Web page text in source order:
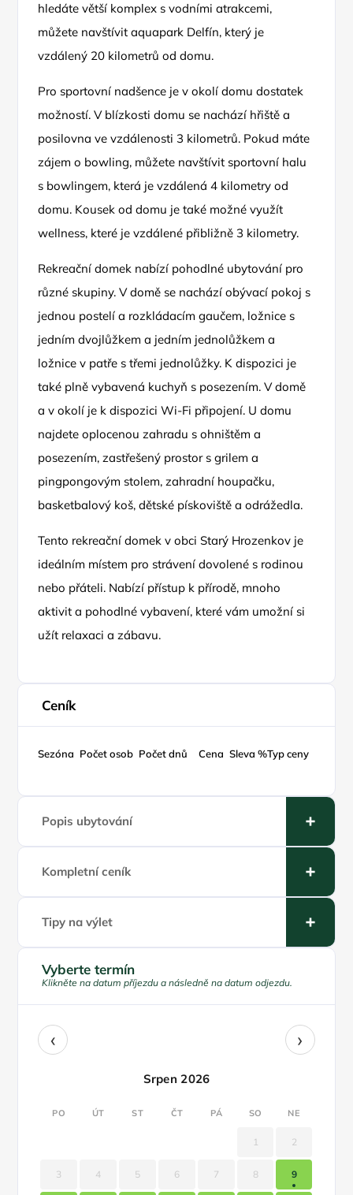
hledáte větší komplex s vodními atrakcemi,
můžete navštívit aquapark Delfín, který je
vzdálený 20 kilometrů od domu.
Pro sportovní nadšence je v okolí domu dostatek
možností. V blízkosti domu se nachází hřiště a
posilovna ve vzdálenosti 3 kilometrů. Pokud máte
zájem o bowling, můžete navštívit sportovní halu
s bowlingem, která je vzdálená 4 kilometry od
domu. Kousek od domu je také možné využít
wellness, které je vzdálené přibližně 3 kilometry.
Rekreační domek nabízí pohodlné ubytování pro
různé skupiny. V domě se nachází obývací pokoj s
jednou postelí a rozkládacím gaučem, ložnice s
jedním dvojlůžkem a jedním jednolůžkem a
ložnice v patře s třemi jednolůžky. K dispozici je
také plně vybavená kuchyň s posezením. V domě
a v okolí je k dispozici Wi-Fi připojení. U domu
najdete oplocenou zahradu s ohništěm a
posezením, zastřešený prostor s grilem a
pingpongovým stolem, zahradní houpačku,
basketbalový koš, dětské pískoviště a odrážedla.
Tento rekreační domek v obci Starý Hrozenkov je
ideálním místem pro strávení dovolené s rodinou
nebo přáteli. Nabízí přístup k přírodě, mnoho
aktivit a pohodlné vybavení, které vám umožní si
užít relaxaci a zábavu.
Ceník
Sezóna Počet osob Počet dnů Cena Sleva %Typ ceny
Popis ubytování
Kompletní ceník
Tipy na výlet
Vyberte termín
Klikněte na datum příjezdu a následně na datum odjezdu.
‹ ›
Srpen 2026
PO ÚT ST ČT PÁ SO NE
1 2
3 4 5 6 7 8 9